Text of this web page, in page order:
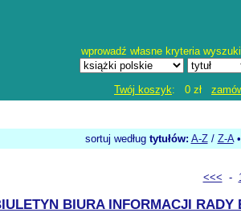
wprowadź własne kryteria
Twój koszyk: 0 zł
sortuj według tytułów: A-Z/ Z-A•
<<< -
BIURA INFORMACJI RADY